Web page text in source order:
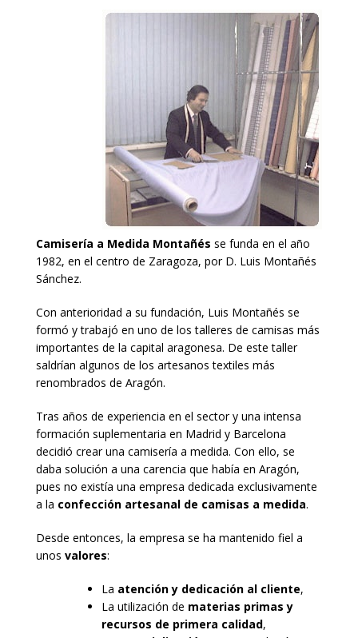
Camisería a Medida Montañés se funda en el año
1982, en el centro de Zaragoza, por D. Luis Montañés
Sánchez.
Con anterioridad a su fundación, Luis Montañés se
formó y trabajó en uno de los talleres de camisas más
importantes de la capital aragonesa. De este taller
saldrían algunos de los artesanos textiles más
renombrados de Aragón.
Tras años de experiencia en el sector y una intensa
formación suplementaria en Madrid y Barcelona
decidió crear una camisería a medida. Con ello, se
daba solución a una carencia que había en Aragón,
pues no existía una empresa dedicada exclusivamente
a la confección artesanal de camisas a medida.
Desde entonces, la empresa se ha mantenido fiel a
unos valores:
La atención y dedicación al cliente,
La utilización de materias primas y
recursos de primera calidad,